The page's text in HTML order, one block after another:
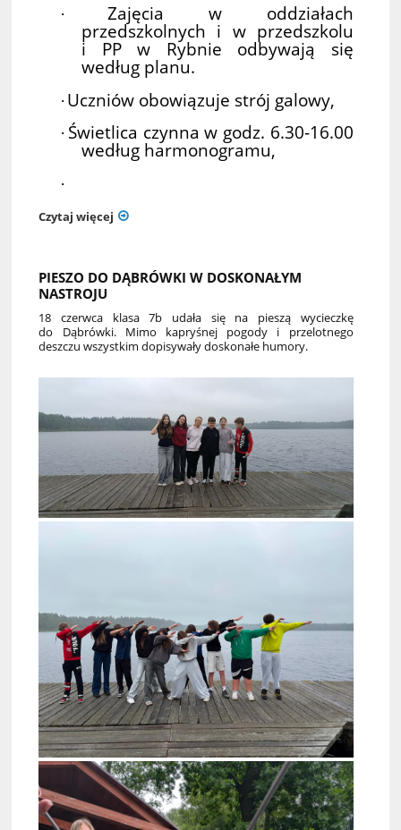
·
Zajęcia w oddziałach
przedszkolnych i w przedszkolu
i PP w Rybnie odbywają się
według planu.
·Uczniów obowiązuje strój galowy,
· Świetlica czynna w godz. 6.30-16.00
według harmonogramu,
·
Czytaj więcej
PIESZO DO DĄBRÓWKI W DOSKONAŁYM
NASTROJU
18 czerwca klasa 7b udała się na pieszą wycieczkę
do Dąbrówki. Mimo kapryśnej pogody i przelotnego
deszczu wszystkim dopisywały doskonałe humory.